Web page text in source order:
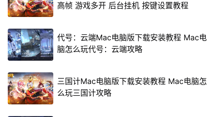
高帧 游戏多开 后台挂机 按键设置教程
代号：云端Mac电脑版下载安装教程 Mac电
脑怎么玩代号：云端攻略
三国计Mac电脑版下载安装教程 Mac电脑怎
么玩三国计攻略